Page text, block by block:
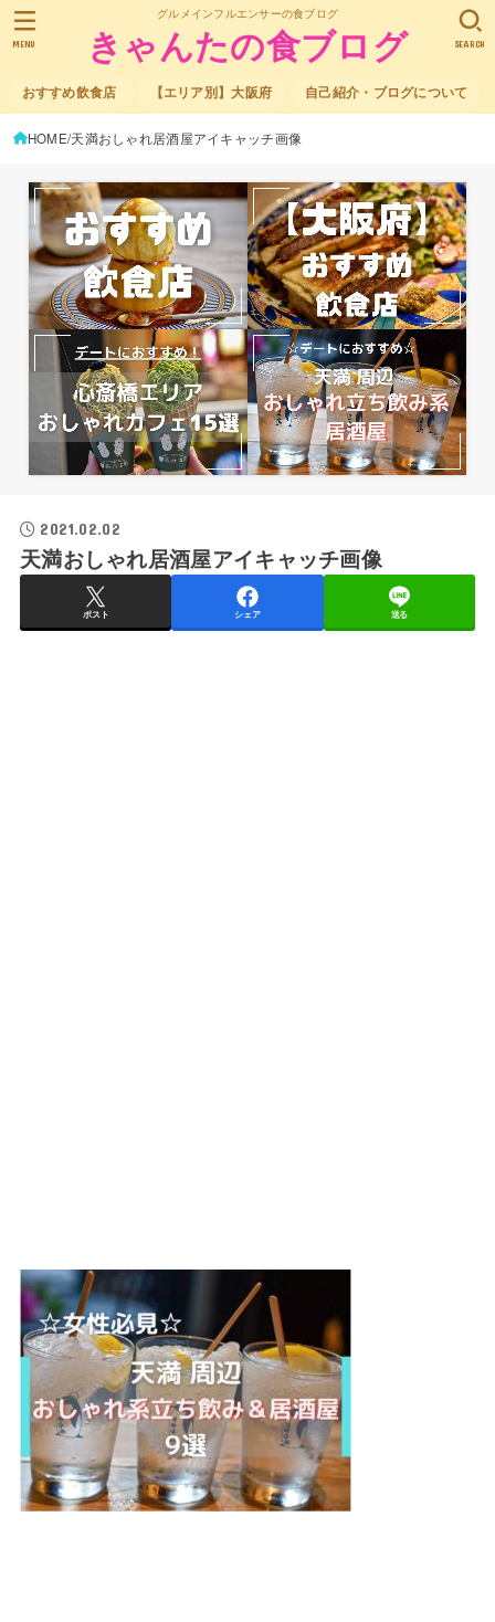
グルメインフルエンサーの食ブログ
きゃんたの食ブログ
おすすめ飲食店 【エリア別】大阪府 自己紹介・ブログについて
SEARCH
MENU
HOME 天満おしゃれ居酒屋アイキャッチ画像
2021.02.02
天満おしゃれ居酒屋アイキャッチ画像
ポスト シェア 送る